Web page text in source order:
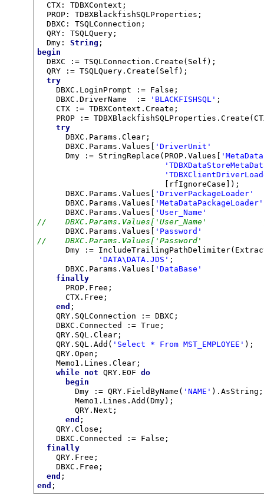
CTX: TDBXContext;
PROP: TDBXBlackfishSQLProperties;
DBXC: TSQLConnection;
QRY: TSQLQuery;
Dmy: String
begin
DBXC := TSQLConnection.Create(Self);
QRY := TSQLQuery.Create(Self);
try
DBXC.LoginPrompt := False;
DBXC.DriverName  :=
'BLACKFISHSQL' ;
CTX := TDBXContext.Create;
PROP :=
try
DBXC.Params.Clear;
DBXC.Params.Values[ 'DriverUnit'
Dmy := StringReplace(PROP.Values[
[rfIgnoreCase]);
DBXC.Params.Values[ 'DriverPackageLoader'
DBXC.Params.Values[ 'MetaDataPackageLoader'
DBXC.Params.Values[ 'User_Name'
//    DBXC.Params.Values['User_Name'
DBXC.Params.Values[ 'Password'
//    DBXC.Params.Values['Password'
Dmy :=
'DATA\DATA.JDS' ;
DBXC.Params.Values[ 'DataBase'
finally
PROP.Free;
CTX.Free;
end ;
QRY.SQLConnection := DBXC;
DBXC.Connected := True;
QRY.SQL.Clear;
QRY.SQL.Add( 'Select * From MST_EMPLOYEE' );
QRY.Open;
Memo1.Lines.Clear;
while
not QRY.EOF do
begin
Dmy := QRY.FieldByName( 'NAME' ).AsString;
Memo1.Lines.Add(Dmy);
QRY.Next;
end ;
QRY.Close;
DBXC.Connected := False;
finally
QRY.Free;
DBXC.Free;
end
end ;